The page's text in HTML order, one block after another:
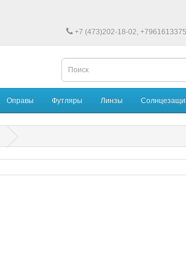
+7 (473)202-18-02,
Оправы Футляры Линзы